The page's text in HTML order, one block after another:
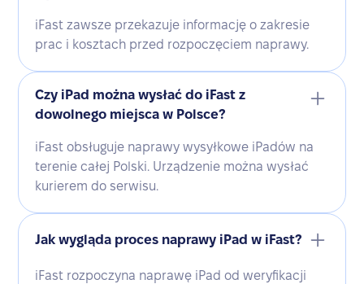
iFast zawsze przekazuje informację o zakresie
prac i kosztach przed rozpoczęciem naprawy.
Czy iPad można wysłać do iFast z
dowolnego miejsca w Polsce?
iFast obsługuje naprawy wysyłkowe iPadów na
terenie całej Polski. Urządzenie można wysłać
kurierem do serwisu.
Jak wygląda proces naprawy iPad w iFast?
iFast rozpoczyna naprawę iPad od weryfikacji